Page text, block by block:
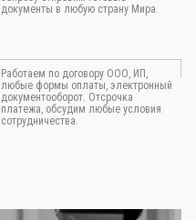
документы в любую страну Мира.
Работаем по договору ООО, ИП,
любые формы оплаты, электронный
документооборот. Отсрочка
платежа, обсудим любые условия
сотрудничества.